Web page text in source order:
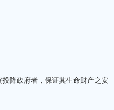
降政府者，保证其生命财产之安